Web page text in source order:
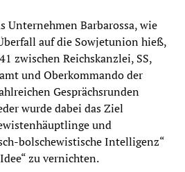
Unternehmen Barbarossa, wie
auf die Sowjetunion hieß,
zwischen Reichskanzlei, SS,
und Oberkommando der
Gesprächsrunden
wurde dabei das Ziel
und
bolschewistische Intelligenz“
zu vernichten.